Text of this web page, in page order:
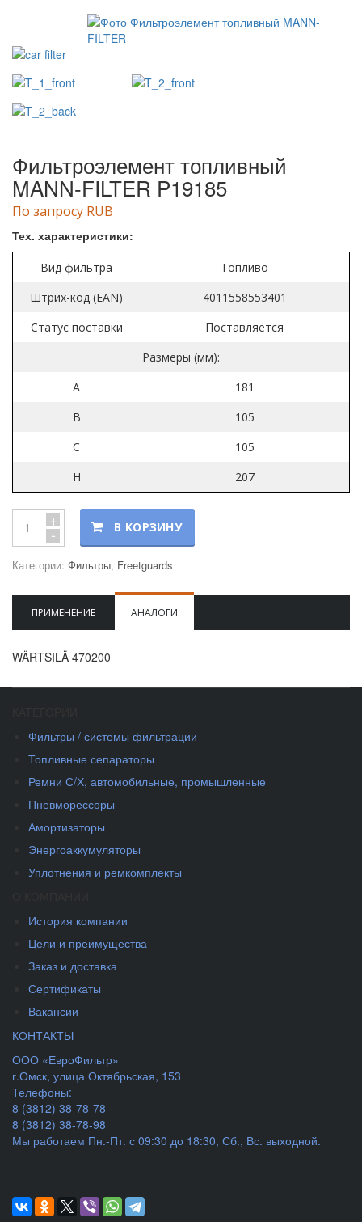
Фильтроэлемент топливный
MANN-FILTER P19185
По запросу RUB
Тех. характеристики:
Вид фильтра
Топливо
Штрих-код (EAN)
4011558553401
Статус поставки
Поставляется
Размеры (мм):
A
181
B
105
C
105
H
207
+
- В КОРЗИНУ
Категории: Фильтры, Freetguards
ПРИМЕНЕНИЕ АНАЛОГИ
WÄRTSILÄ 470200
Фильтры / системы фильтрации
Топливные сепараторы
Ремни С/Х, автомобильные, промышленные
Пневморессоры
Амортизаторы
Энергоаккумуляторы
Уплотнения и ремкомплекты
История компании
Цели и преимущества
Заказ и доставка
Сертификаты
Вакансии
КОНТАКТЫ
ООО «ЕвроФильтр»
г.Омск, улица Октябрьская, 153
Телефоны:
8 (3812) 38-78-78
8 (3812) 38-78-98
Мы работаем Пн.-Пт. с 09:30 до 18:30, Сб., Вс. выходной.